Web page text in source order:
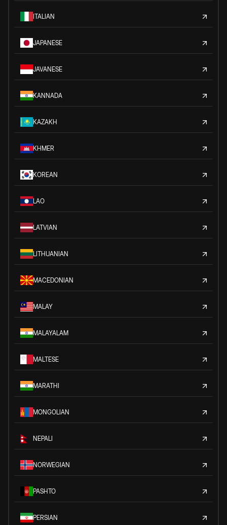
ITALIAN
JAPANESE
JAVANESE
KANNADA
KAZAKH
KHMER
KOREAN
LAO
LATVIAN
LITHUANIAN
MACEDONIAN
MALAY
MALAYALAM
MALTESE
MARATHI
MONGOLIAN
NEPALI
NORWEGIAN
PASHTO
PERSIAN